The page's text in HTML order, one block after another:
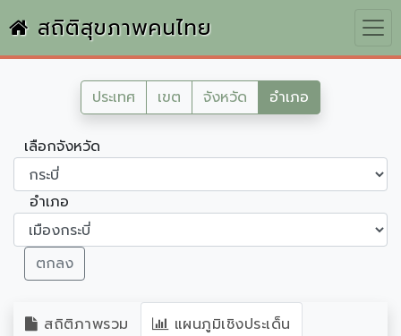
สถิติสุขภาพคนไทย
ประเทศ เขต จังหวัด อำเภอ
เลือกจังหวัด
อำเภอ
ตกลง
สถิติภาพรวม แผนภูมิเชิงประเด็น